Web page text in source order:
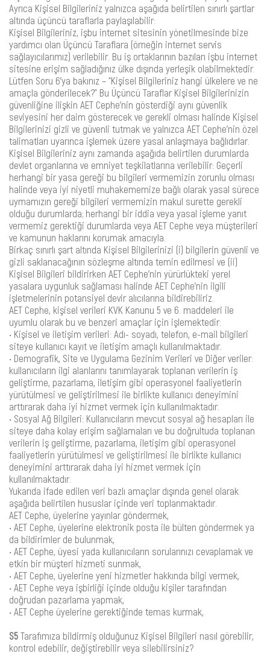
Ayrıca Kişisel Bilgileriniz yalnızca aşağıda belirtilen sınırlı şartlar
altında üçüncü taraflarla paylaşılabilir:
Kişisel Bilgileriniz, işbu internet sitesinin yönetilmesinde bize
yardımcı olan Üçüncü Taraflara (örneğin internet servis
sağlayıcılarımız) verilebilir. Bu iş ortaklarının bazıları işbu internet
sitesine erişim sağladığınız ülke dışında yerleşik olabilmektedir.
Lütfen Soru 6’ya bakınız – “Kişisel Bilgileriniz hangi ülkelere ve ne
amaçla gönderilecek?” Bu Üçüncü Taraflar Kişisel Bilgilerinizin
güvenliğine ilişkin AET Cephe’nin gösterdiği aynı güvenlik
seviyesini her daim gösterecek ve gerekli olması halinde Kişisel
Bilgilerinizi gizli ve güvenli tutmak ve yalnızca AET Cephe’nin özel
talimatları uyarınca işlemek üzere yasal anlaşmaya bağlıdırlar.
Kişisel Bilgileriniz aynı zamanda aşağıda belirtilen durumlarda
devlet organlarına ve emniyet teşkilatlarına verilebilir: Geçerli
herhangi bir yasa gereği bu bilgileri vermemizin zorunlu olması
halinde veya iyi niyetli muhakememize bağlı olarak yasal sürece
uymamızın gereği bilgileri vermemizin makul surette gerekli
olduğu durumlarda; herhangi bir iddia veya yasal işleme yanıt
vermemiz gerektiği durumlarda veya AET Cephe veya müşterileri
ve kamunun haklarını korumak amacıyla.
Birkaç sınırlı şart altında Kişisel Bilgilerinizi (i) bilgilerin güvenli ve
gizli saklanacağının sözleşme altında temin edilmesi ve (ii)
Kişisel Bilgileri bildirirken AET Cephe’nin yürürlükteki yerel
yasalara uygunluk sağlaması halinde AET Cephe’nin ilgili
işletmelerinin potansiyel devir alıcılarına bildirebiliriz.
AET Cephe, kişisel verileri KVK Kanunu 5 ve 6. maddeleri ile
uyumlu olarak bu ve benzeri amaçlar için işlemektedir:
• Kişisel ve iletişim verileri: Adı- soyadı, telefon, e-mail bilgileri
siteye kullanıcı kayıt ve iletişim amaçlı kullanılmaktadır.
• Demografik, Site ve Uygulama Gezinim Verileri ve Diğer veriler:
kullanıcıların ilgi alanlarını tanımlayarak toplanan verilerin iş
geliştirme, pazarlama, iletişim gibi operasyonel faaliyetlerin
yürütülmesi ve geliştirilmesi ile birlikte kullanıcı deneyimini
arttırarak daha iyi hizmet vermek için kullanılmaktadır.
• Sosyal Ağ Bilgileri: Kullanıcıların mevcut sosyal ağ hesapları ile
siteye daha kolay erişim sağlamaları ve bu doğrultuda toplanan
verilerin iş geliştirme, pazarlama, iletişim gibi operasyonel
faaliyetlerin yürütülmesi ve geliştirilmesi ile birlikte kullanıcı
deneyimini arttırarak daha iyi hizmet vermek için
kullanılmaktadır.
Yukarıda ifade edilen veri bazlı amaçlar dışında genel olarak
aşağıda belirtilen hususlar içinde veri toplanmaktadır.
AET Cephe, üyelerine yayınlar göndermek,
• AET Cephe, üyelerine elektronik posta ile bülten göndermek ya
da bildirimler de bulunmak,
• AET Cephe, üyesi yada kullanıcıların sorularınızı cevaplamak ve
etkin bir müşteri hizmeti sunmak,
• AET Cephe, üyelerine yeni hizmetler hakkında bilgi vermek,
• AET Cephe veya işbirliği içinde olduğu kişiler tarafından
doğrudan pazarlama yapmak,
• AET Cephe üyelerine gerektiğinde temas kurmak,
S5 Tarafımıza bildirmiş olduğunuz Kişisel Bilgileri nasıl görebilir,
kontrol edebilir, değiştirebilir veya silebilirsiniz?